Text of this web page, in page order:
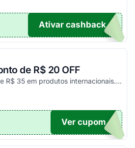
UNDO
Ativar cashback
de R$ 20 OFF
Para compras acima de R$ 35 em produtos internacionais. Usos Limitados. Consulte exceções no site e poupe muito!
UNDO
Ver cupom